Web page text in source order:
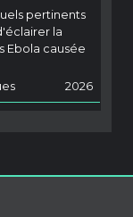
pertinents
la
Ebola causée
2026